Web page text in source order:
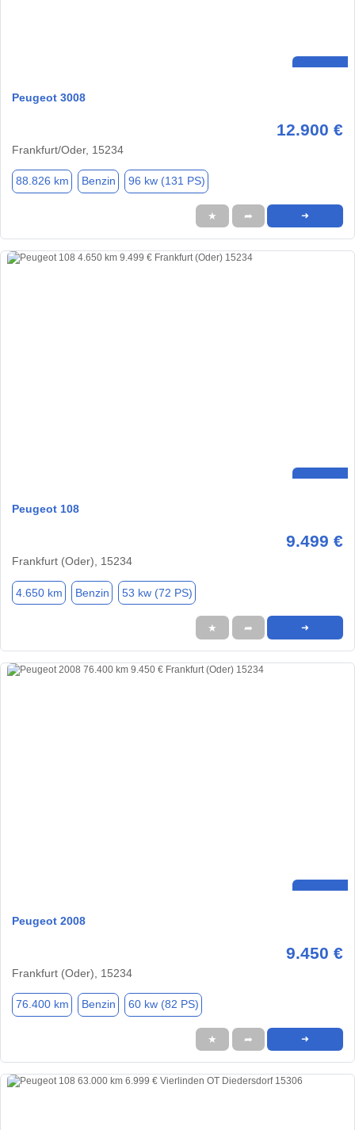
Peugeot 3008
12.900 €
Frankfurt/Oder, 15234
88.826 km Benzin 96 kw (131 PS)
★ ➦ ➜
Peugeot 108
9.499 €
Frankfurt (Oder), 15234
4.650 km Benzin 53 kw (72 PS)
★ ➦ ➜
Peugeot 2008
9.450 €
Frankfurt (Oder), 15234
76.400 km Benzin 60 kw (82 PS)
★ ➦ ➜